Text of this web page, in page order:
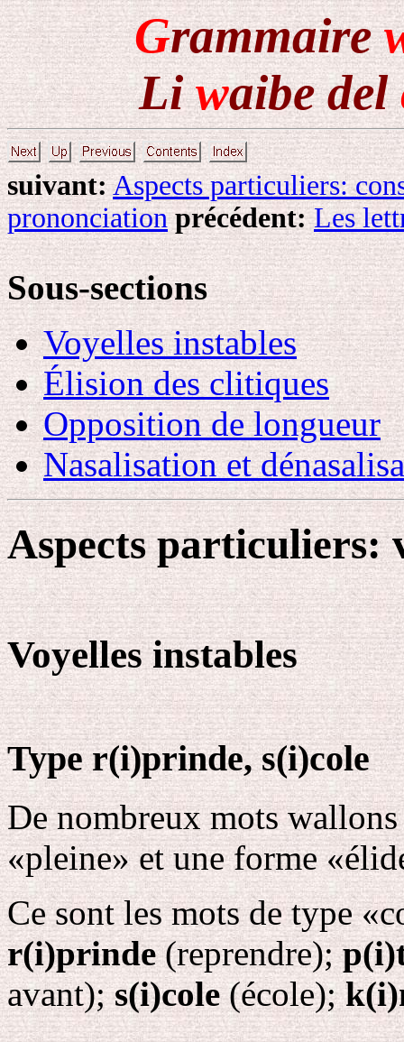
Grammaire
Liwaibe del
suivant:Aspects particuliers:
prononciation précédent: Les
Sous-sections
Voyelles instables
Élision des clitiques
Opposition de longueur
Nasalisation et
Aspects particuliers:
Voyelles instables
Typer(i)prinde, s(i)cole
De nombreux mots
«pleine» et une forme
Ce sont les mots de type
r(i)prinde(reprendre);
avant);s(i)cole(école);